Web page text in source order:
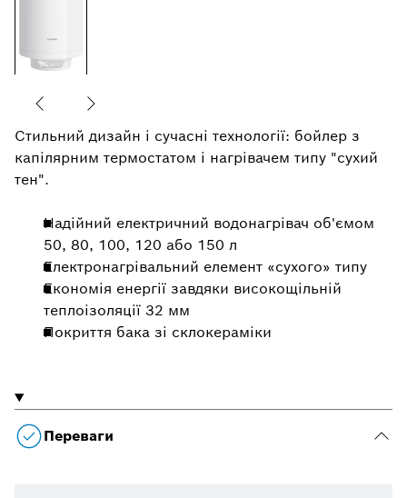
Стильний дизайн і сучасні технології: бойлер з
капілярним термостатом і нагрівачем типу "сухий
тен".
Надійний електричний водонагрівач об'ємом
50, 80, 100, 120 або 150 л
Електронагрівальний елемент «сухого» типу
Економія енергії завдяки високощільній
теплоізоляції 32 мм
Покриття бака зі склокераміки
Переваги